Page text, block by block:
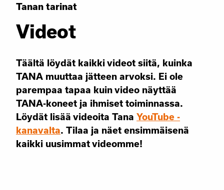
Tanan tarinat
Videot
Täältä löydät kaikki videot siitä, kuinka
TANA muuttaa jätteen arvoksi. Ei ole
parempaa tapaa kuin video näyttää
TANA-koneet ja ihmiset toiminnassa.
Löydät lisää videoita Tana YouTube -
kanavalta. Tilaa ja näet ensimmäisenä
kaikki uusimmat videomme!